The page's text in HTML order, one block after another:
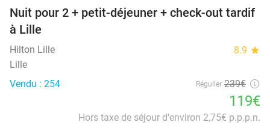
50%
Nuit pour 2 + petit-déjeuner + check-out tardif
à Lille
Hilton Lille 8.9 star
Lille
Vendu : 254
Régulier 239€
119€
Hors taxe de séjour d'environ 2,75€ p.p.p.n.